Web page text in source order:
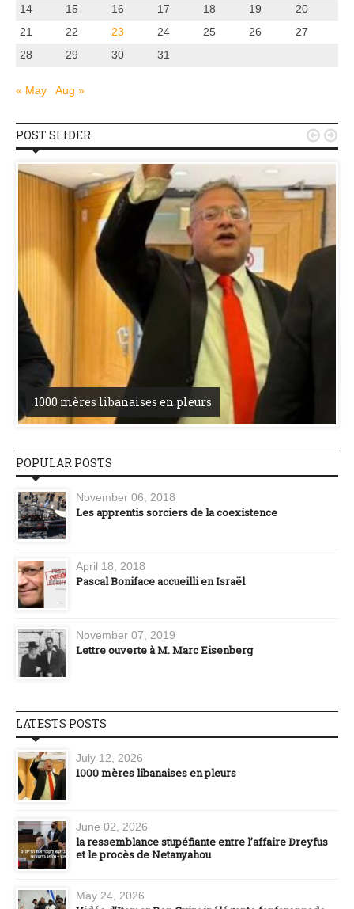
14
15 16 17 18 19
20
21
22 23 24 25 26
27
28
29 30 31
« May Aug »
POST SLIDER
1000 mères libanaises en pleurs
 
POPULAR POSTS
November 06, 2018
Les apprentis sorciers de la coexistence
April 18, 2018
Pascal Boniface accueilli en Israël
November 07, 2019
Lettre ouverte à M. Marc Eisenberg
LATESTS POSTS
July 12, 2026
1000 mères libanaises en pleurs
June 02, 2026
la ressemblance stupéfiante entre l’affaire Dreyfus
et le procès de Netanyahou
May 24, 2026